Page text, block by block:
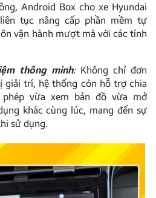
Android Box cho xe Hyundai
tục nâng cấp phần mềm tự
vận hành mượt mà với các tính
thông minh:Không chỉ đơn
giải trí, hệ thống còn hỗ trợ chia
vừa xem bản đồ vừa mở
khác cùng lúc, mang đến sự
sử dụng.